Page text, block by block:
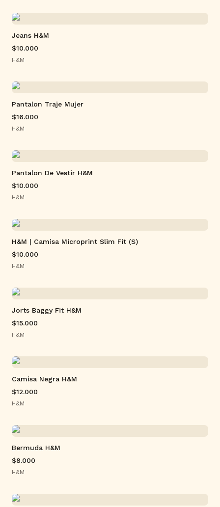
Jeans H&M
$10.000
H&M
Pantalon Traje Mujer
$16.000
H&M
Pantalon De Vestir H&M
$10.000
H&M
H&M | Camisa Microprint Slim Fit (S)
$10.000
H&M
Jorts Baggy Fit H&M
$15.000
H&M
Camisa Negra H&M
$12.000
H&M
Bermuda H&M
$8.000
H&M